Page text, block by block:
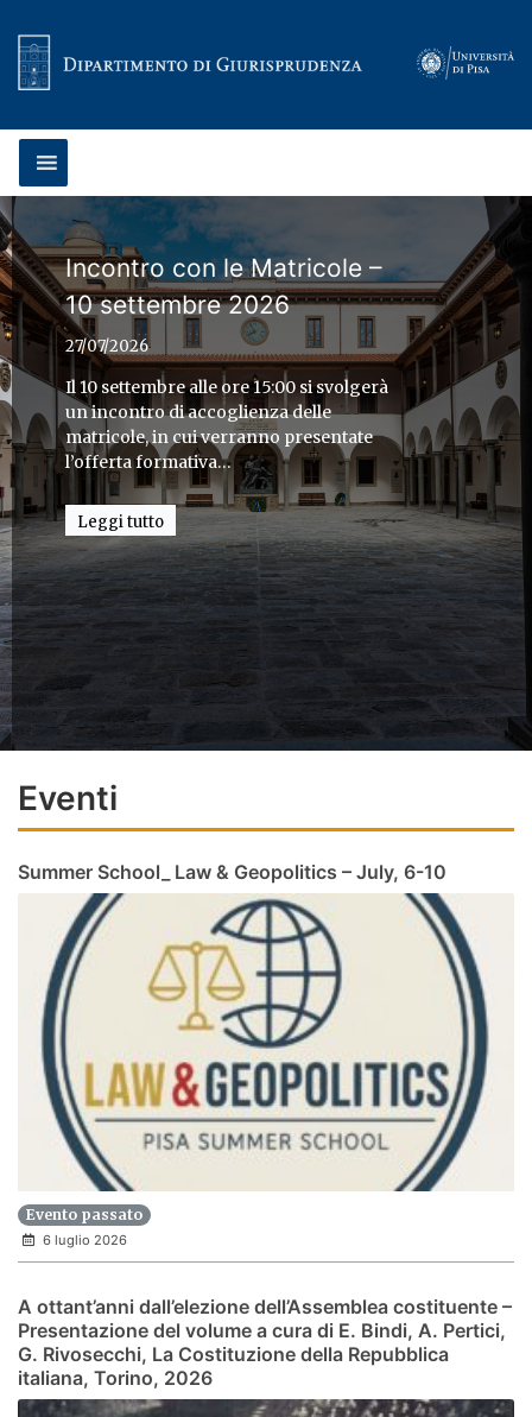
Incontro con le Matricole –
10 settembre 2026
27/07/2026
Il 10 settembre alle ore 15:00 si svolgerà
un incontro di accoglienza delle
matricole, in cui verranno presentate
l’offerta formativa…
Leggi tutto
PhD Day per il corso di
dottorato in Scienze
giuridiche
08/05/2026
Giovedì 14 maggio 2026, dalle 12:30 alle
14:00 nell’Aula 2 del Palazzo della
Sapienza, si terrà il PhD Day dedicato al
dottorato in Scienze giuridiche
dell’Università di Pisa per l’a.a. 2026-
2027. L’incontro offrirà informazioni
sul percorso formativo, sulle modalità di
accesso e sul 42° ciclo del corso di
dottorato.…
Leggi tutto
Eventi
Summer School_ Law & Geopolitics – July, 6-10
Evento passato
6 luglio 2026
A ottant’anni dall’elezione dell’Assemblea costituente –
Presentazione del volume a cura di E. Bindi, A. Pertici,
G. Rivosecchi, La Costituzione della Repubblica
italiana, Torino, 2026